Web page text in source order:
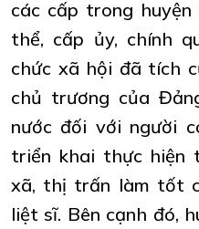
các cấp trong
thể, cấp ủy, chính
chức xã hội đã tích
chủ trương của
nước đối với người
triển khai thực hiện
xã, thị trấn làm tốt
liệt sĩ. Bên cạnh đó,